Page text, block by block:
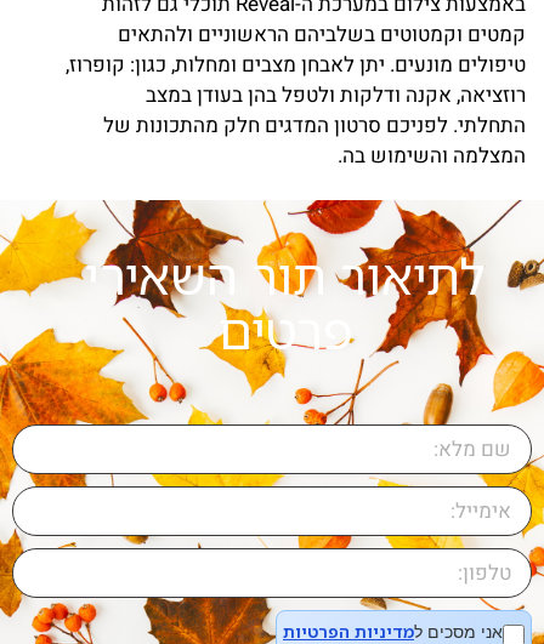
קמטים וקמטוטים בשלביהם הראשוניים ולהתאים
טיפולים מונעים. יתן לאבחן מצבים ומחלות, כגון: קופרוז,
רוזציאה, אקנה ודלקות ולטפל בהן בעודן במצב
התחלתי. לפניכם סרטון המדגים חלק מהתכונות של
המצלמה והשימוש בה.
לתיאור תור השאירי
פרטים
אני מסכים למדיניות הפרטיות